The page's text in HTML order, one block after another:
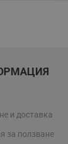
и доставка
за ползване